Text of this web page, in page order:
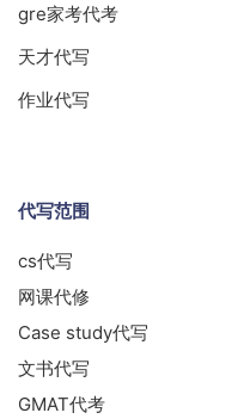
gre家考代考
天才代写
作业代写
代写范围
cs代写
网课代修
Case study代写
文书代写
GMAT代考